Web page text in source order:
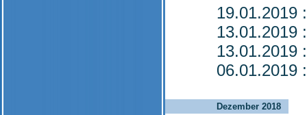
19.01.2019
13.01.2019
13.01.2019
06.01.2019
Dezember 2018